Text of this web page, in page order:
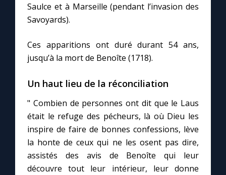
Une Minute avec Marie
Une neuvaine
À la une
1000 Raisons de Croire
Chapelet pour le monde
Contact
Saulce et à Marseille (pendant l’invasion des
Savoyards).
Ces apparitions ont duré durant 54 ans,
jusqu’à la mort de Benoîte (1718).
Un haut lieu de la réconciliation
" Combien de personnes ont dit que le Laus
était le refuge des pécheurs, là où Dieu les
inspire de faire de bonnes confessions, lève
la honte de ceux qui ne les osent pas dire,
assistés des avis de Benoîte qui leur
découvre tout leur intérieur, leur donne